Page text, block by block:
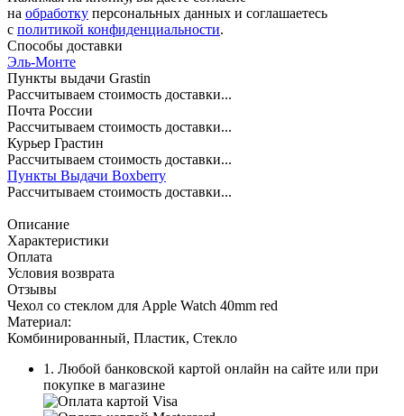
на обработку персональных данных и соглашаетесь
c политикой конфиденциальности.
Способы доставки
Эль-Монте
Пункты выдачи Grastin
Рассчитываем стоимость доставки...
Почта России
Рассчитываем стоимость доставки...
Курьер Грастин
Рассчитываем стоимость доставки...
Пункты Выдачи Boxberry
Рассчитываем стоимость доставки...
Описание
Характеристики
Оплата
Условия возврата
Отзывы
Чехол со стеклом для Apple Watch 40mm red
Материал:
Комбинированный, Пластик, Стекло
1. Любой банковской картой онлайн на сайте или при
покупке в магазине